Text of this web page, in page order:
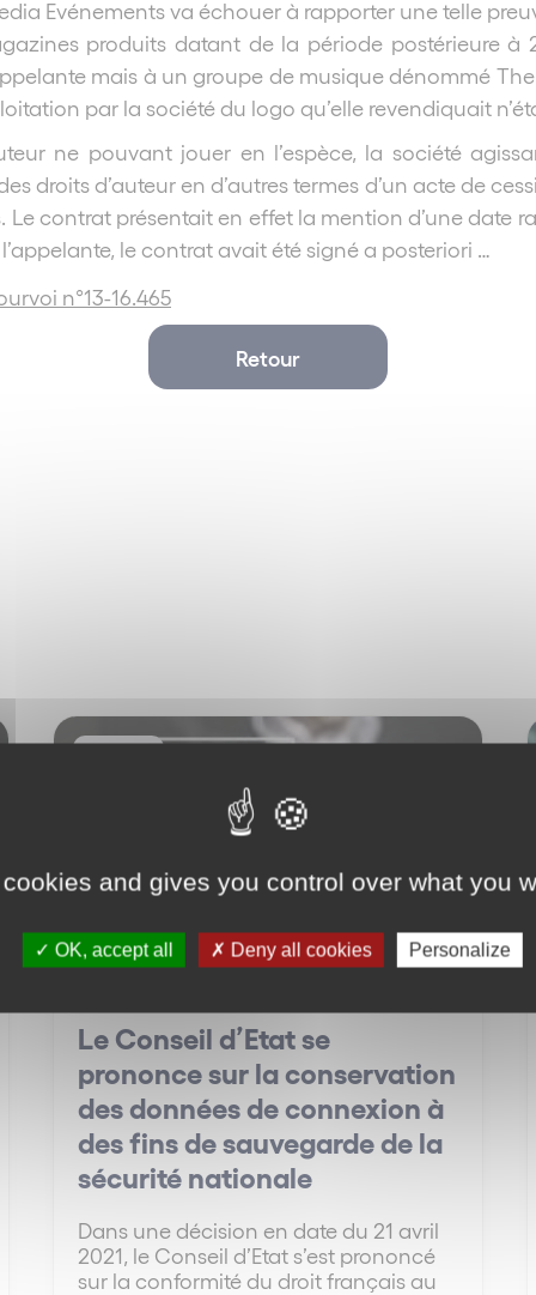
Evénements va échouer à rapporter une telle
produits datant de la période postérieure à
mais à un groupe de musique dénommé
par la société du logo qu’elle revendiquait
ne pouvant jouer en l’espèce, la société
droits d’auteur en d’autres termes d’un acte de
contrat présentait en effet la mention d’une date
le contrat avait été signé a posteriori …
n°13-16.465
Retour
Le Conseil d’Etat se
prononce sur la conservation
des données de connexion à
des fins de sauvegarde de la
sécurité nationale
Dans une décision en date du 21 avril
2021, le Conseil d’Etat s’est prononcé
sur la conformité du droit français au
and gives you control over what you
OK, accept all Deny all cookies Personalize